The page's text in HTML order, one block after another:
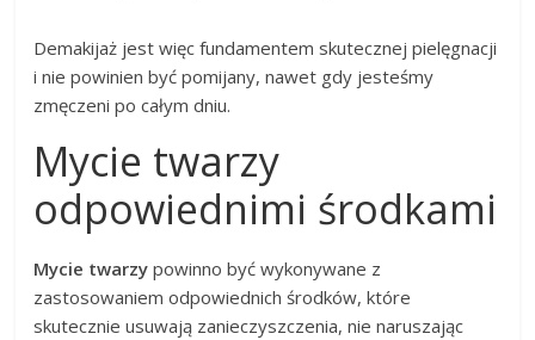
Demakijaż jest więc fundamentem skutecznej pielęgnacji
i nie powinien być pomijany, nawet gdy jesteśmy
zmęczeni po całym dniu.
Mycie twarzy
odpowiednimi środkami
Mycie twarzy powinno być wykonywane z
zastosowaniem odpowiednich środków, które
skutecznie usuwają zanieczyszczenia, nie naruszając